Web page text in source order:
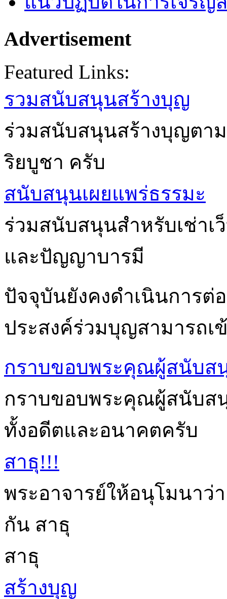
Advertisement
Featured Links:
รวมสนับสนุนสร้างบุญ
ร่วมสนับสนุนสร้างบุญตา
ริยบูชา ครับ
สนับสนุนเผยแพร่ธรรมะ
ร่วมสนับสนุนสำหรับเช่าเ
และปัญญาบารมี
ปัจจุบันยังคงดำเนินการต่
ประสงค์ร่วมบุญสามารถเ
กราบขอบพระคุณผู้สนับส
กราบขอบพระคุณผู้สนับส
ทั้งอดีตและอนาคตครับ
สาธุ!!!
พระอาจารย์ให้อนุโมนาว่
กัน สาธุ
สาธุ
สร้างบุญ